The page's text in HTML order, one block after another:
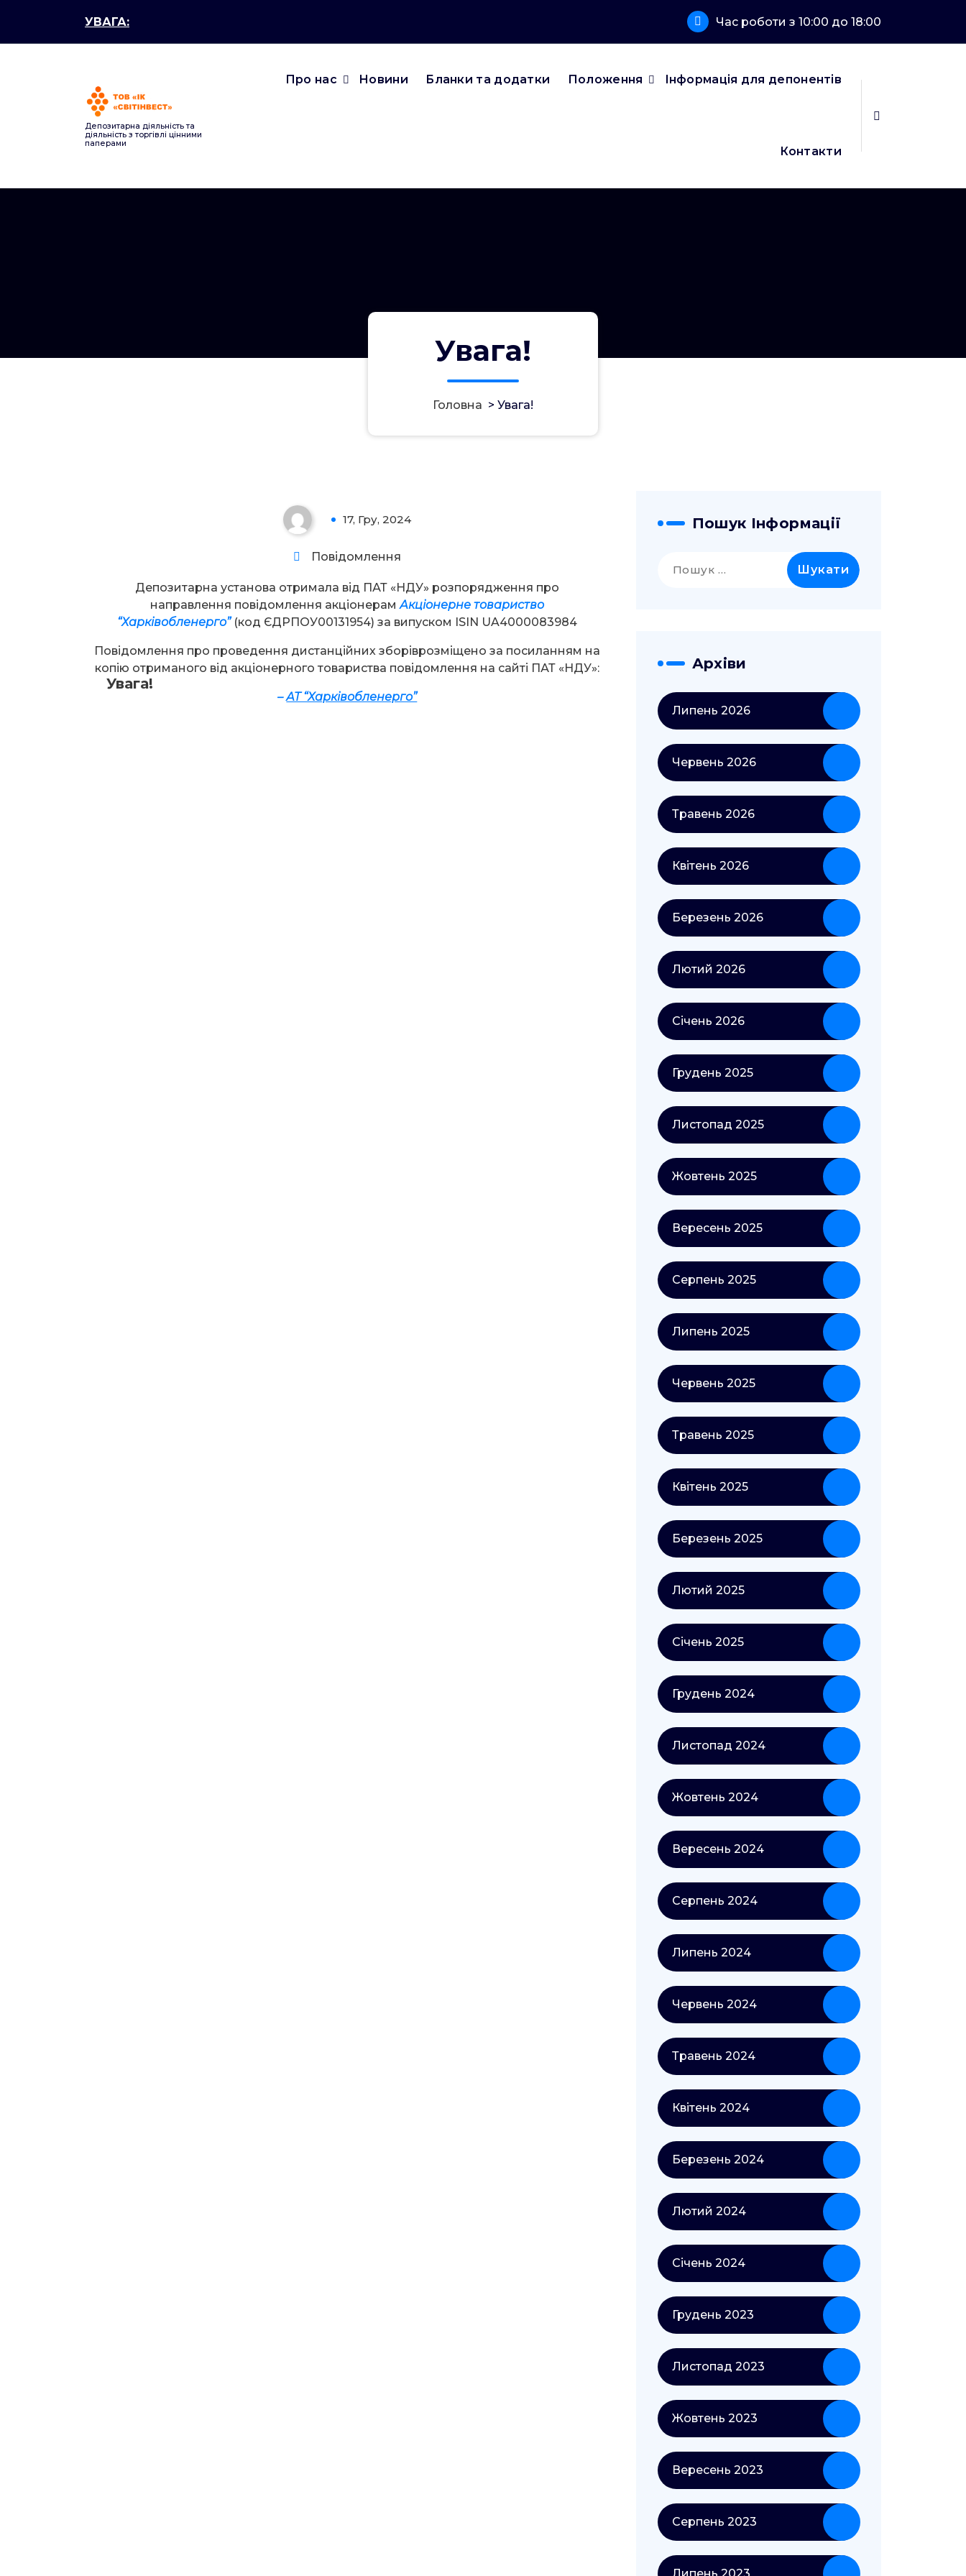
контенту
УВАГА: Час роботи з 10:00 до 18:00
Депозитарна діяльність та
діяльність з торгівлі цінними
паперами
Про нас Новини Бланки та додатки Положення Інформація для депонентів
Контакти
Увага!
Головна > Увага!
17, Гру, 2024
Повідомлення
Увага!
Депозитарна установа отримала від ПАТ «НДУ» розпорядження про
направлення повідомлення акціонерамАкціонерне товариство
“Харківобленерго” (код ЄДРПОУ00131954) за випуском ISIN UA4000083984
Повідомлення про проведення дистанційних зборіврозміщено за посиланням на
копію отриманого від акціонерного товариства повідомлення на сайті ПАТ «НДУ»:
–АТ “Харківобленерго”
Пошук Інформації
Архіви
Липень 2026
Червень 2026
Травень 2026
Квітень 2026
Березень 2026
Лютий 2026
Січень 2026
Грудень 2025
Листопад 2025
Жовтень 2025
Вересень 2025
Серпень 2025
Липень 2025
Червень 2025
Травень 2025
Квітень 2025
Березень 2025
Лютий 2025
Січень 2025
Грудень 2024
Листопад 2024
Жовтень 2024
Вересень 2024
Серпень 2024
Липень 2024
Червень 2024
Травень 2024
Квітень 2024
Березень 2024
Лютий 2024
Січень 2024
Грудень 2023
Листопад 2023
Жовтень 2023
Вересень 2023
Серпень 2023